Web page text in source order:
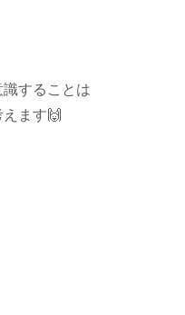
することは
ます🙌